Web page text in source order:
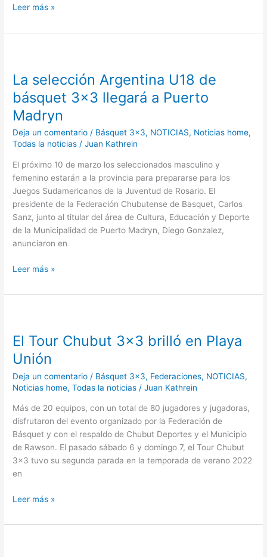
Leer más »
La selección Argentina U18 de
básquet 3×3 llegará a Puerto
Madryn
Deja un comentario / Básquet 3x3, NOTICIAS, Noticias home,
Todas la noticias /Juan Kathrein
El próximo 10 de marzo los seleccionados masculino y
femenino estarán a la provincia para prepararse para los
Juegos Sudamericanos de la Juventud de Rosario. El
presidente de la Federación Chubutense de Basquet, Carlos
Sanz, junto al titular del área de Cultura, Educación y Deporte
de la Municipalidad de Puerto Madryn, Diego Gonzalez,
anunciaron en
Argentina
U18
de
básquet
3×3
llegará
Puerto
Madryn
Leer más »
El Tour Chubut 3×3 brilló en Playa
Unión
Deja un comentario / Básquet 3x3, Federaciones, NOTICIAS,
Noticias home,Todas la noticias /Juan Kathrein
Más de 20 equipos, con un total de 80 jugadores y jugadoras,
disfrutaron del evento organizado por la Federación de
Básquet y con el respaldo de Chubut Deportes y el Municipio
de Rawson. El pasado sábado 6 y domingo 7, el Tour Chubut
3×3 tuvo su segunda parada en la temporada de verano 2022
en
Chubut
3×3
brilló
en
Playa
Unión
Leer más »